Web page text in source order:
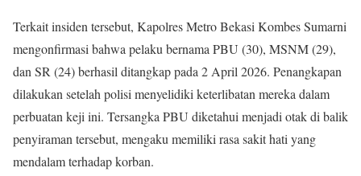
Terkait insiden tersebut, Kapolres Metro Bekasi Kombes Sumarni
mengonfirmasi bahwa pelaku bernama PBU (30), MSNM (29),
dan SR (24) berhasil ditangkap pada 2 April 2026. Penangkapan
dilakukan setelah polisi menyelidiki keterlibatan mereka dalam
perbuatan keji ini. Tersangka PBU diketahui menjadi otak di balik
penyiraman tersebut, mengaku memiliki rasa sakit hati yang
mendalam terhadap korban.